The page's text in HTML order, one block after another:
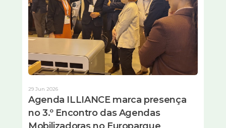
29 Jun 2026
Agenda ILLIANCE marca presença
no 3.º Encontro das Agendas